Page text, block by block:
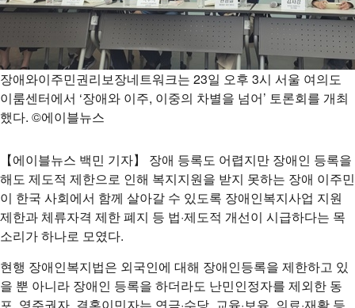
장애와이주민권리보장네트워크는 23일 오후 3시 서울 여의도
이룸센터에서 ‘장애와 이주, 이중의 차별을 넘어’ 토론회를 개최
했다. ©에이블뉴스
【에이블뉴스 백민 기자】 장애 등록도 어렵지만 장애인 등록을
해도 제도적 제한으로 인해 복지지원을 받지 못하는 장애 이주민
이 한국 사회에서 함께 살아갈 수 있도록 장애인복지사업 지원
제한과 체류자격 제한 폐지 등 법·제도적 개선이 시급하다는 목
소리가 하나로 모였다.
현행 장애인복지법은 외국인에 대해 장애인등록을 제한하고 있
을 뿐 아니라 장애인 등록을 하더라도 난민인정자를 제외한 동